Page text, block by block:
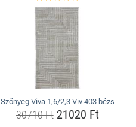
Szőnyeg Viva 1,6/2,3 Viv 403 bézs
30710 Ft21020 Ft